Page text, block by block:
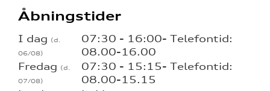
Åbningstider
I dag
07:30 - 16:00- Telefontid:
08.00-16.00
Fredag
07:30 - 15:15- Telefontid:
08.00-15.15